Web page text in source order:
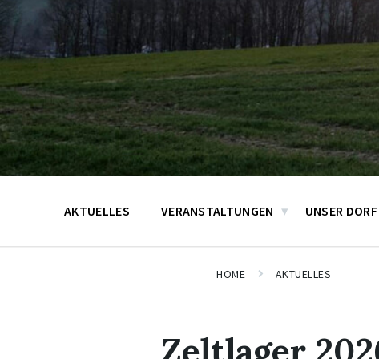
AKTUELLES VERANSTALTUNGEN UNSER DORF
HOME AKTUELLES